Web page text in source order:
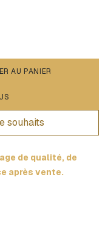
AU PANIER
souhaits
de qualité, de
après vente.